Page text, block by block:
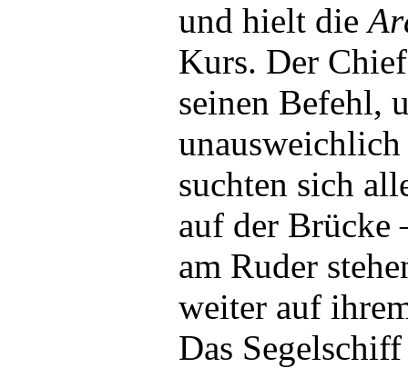
und hielt die
Kurs. Der
seinen Befehl,
suchten sich
auf der Brücke
am Ruder
weiter auf
Das